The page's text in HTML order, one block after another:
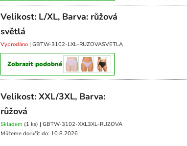
Velikost: L/XL, Barva: růžová
světlá
Vyprodáno | GBTW-3102-LXL-RUZOVASVETLA
Zobrazit podobné
Velikost: XXL/3XL, Barva:
růžová
Skladem (1 ks) | GBTW-3102-XXL3XL-RUZOVA
Můžeme doručit do: 10.8.2026